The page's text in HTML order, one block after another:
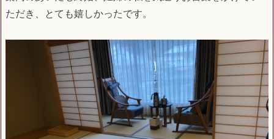
ただき、とても嬉しかったです。